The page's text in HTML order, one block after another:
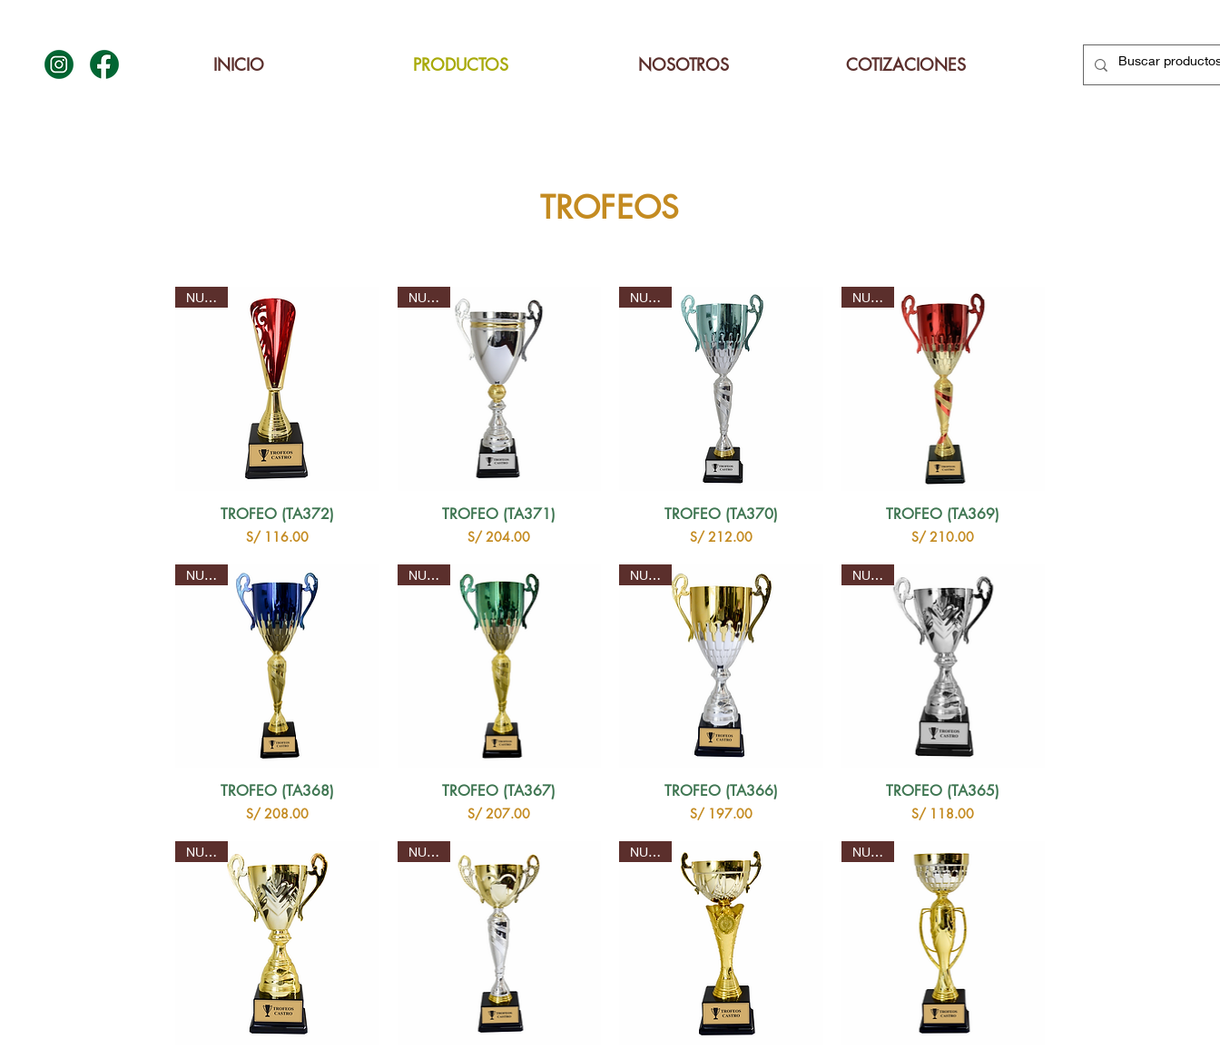
INICIO PRODUCTOS NOSOTROS COTIZACIONES
TROFEOS
NUEVO
TROFEO (TA372)
Precio
S/ 116.00
NUEVO
TROFEO (TA371)
Precio
S/ 204.00
NUEVO
TROFEO (TA370)
Precio
S/ 212.00
NUEVO
TROFEO (TA369)
Precio
S/ 210.00
NUEVO
TROFEO (TA368)
Precio
S/ 208.00
NUEVO
TROFEO (TA367)
Precio
S/ 207.00
NUEVO
TROFEO (TA366)
Precio
S/ 197.00
NUEVO
TROFEO (TA365)
Precio
S/ 118.00
NUEVO NUEVO NUEVO NUEVO